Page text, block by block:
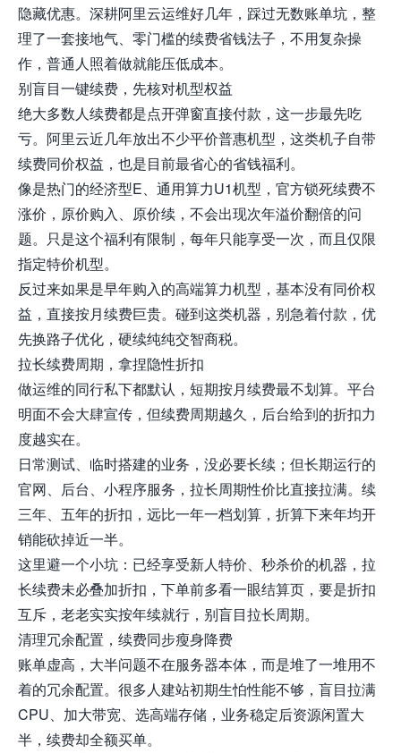
隐藏优惠。深耕阿里云运维好几年，踩过无数账单坑，整
理了一套接地气、零门槛的续费省钱法子，不用复杂操
作，普通人照着做就能压低成本。
别盲目一键续费，先核对机型权益
绝大多数人续费都是点开弹窗直接付款，这一步最先吃
亏。阿里云近几年放出不少平价普惠机型，这类机子自带
续费同价权益，也是目前最省心的省钱福利。
像是热门的经济型E、通用算力U1机型，官方锁死续费不
涨价，原价购入、原价续，不会出现次年溢价翻倍的问
题。只是这个福利有限制，每年只能享受一次，而且仅限
指定特价机型。
反过来如果是早年购入的高端算力机型，基本没有同价权
益，直接按月续费巨贵。碰到这类机器，别急着付款，优
先换路子优化，硬续纯纯交智商税。
拉长续费周期，拿捏隐性折扣
做运维的同行私下都默认，短期按月续费最不划算。平台
明面不会大肆宣传，但续费周期越久，后台给到的折扣力
度越实在。
日常测试、临时搭建的业务，没必要长续；但长期运行的
官网、后台、小程序服务，拉长周期性价比直接拉满。续
三年、五年的折扣，远比一年一档划算，折算下来年均开
销能砍掉近一半。
这里避一个小坑：已经享受新人特价、秒杀价的机器，拉
长续费未必叠加折扣，下单前多看一眼结算页，要是折扣
互斥，老老实实按年续就行，别盲目拉长周期。
清理冗余配置，续费同步瘦身降费
账单虚高，大半问题不在服务器本体，而是堆了一堆用不
着的冗余配置。很多人建站初期生怕性能不够，盲目拉满
CPU、加大带宽、选高端存储，业务稳定后资源闲置大
半，续费却全额买单。